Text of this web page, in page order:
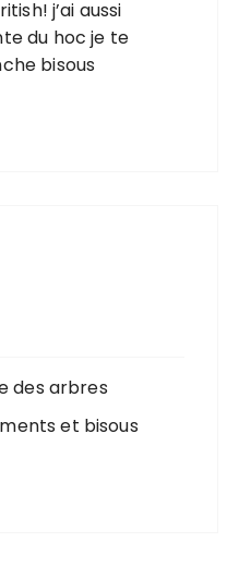
j’ai aussi
du hoc je te
bisous
des arbres
et bisous